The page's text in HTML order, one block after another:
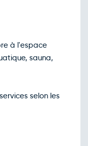
à l'espace
sauna,
selon les